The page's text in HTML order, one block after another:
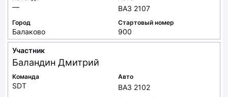
— ВАЗ 2107
Город
Балаково
Стартовый номер
900
Участник
Баландин Дмитрий
Команда
SDT
Авто
ВАЗ 2102